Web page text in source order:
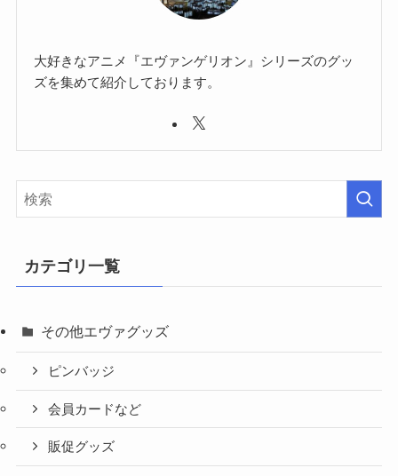
大好きなアニメ『エヴァンゲリオン』シリーズのグッ
ズを集めて紹介しております。
カテゴリ一覧
その他エヴァグッズ
ピンバッジ
会員カードなど
販促グッズ